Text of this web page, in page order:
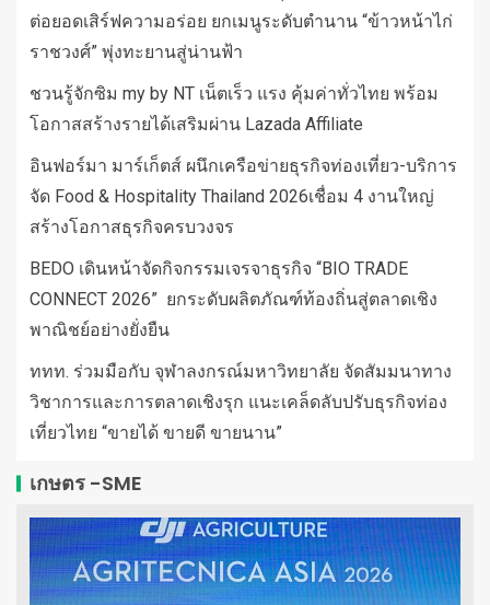
ต่อยอดเสิร์ฟความอร่อย ยกเมนูระดับตำนาน “ข้าวหน้าไก่
ราชวงศ์” พุ่งทะยานสู่น่านฟ้า
ชวนรู้จักซิม my by NT เน็ตเร็ว แรง คุ้มค่าทั่วไทย พร้อม
โอกาสสร้างรายได้เสริมผ่าน Lazada Affiliate
อินฟอร์มา มาร์เก็ตส์ ผนึกเครือข่ายธุรกิจท่องเที่ยว-บริการ
จัด Food & Hospitality Thailand 2026เชื่อม 4 งานใหญ่
สร้างโอกาสธุรกิจครบวงจร
BEDO เดินหน้าจัดกิจกรรมเจรจาธุรกิจ “BIO TRADE
CONNECT 2026” ยกระดับผลิตภัณฑ์ท้องถิ่นสู่ตลาดเชิง
พาณิชย์อย่างยั่งยืน
ททท. ร่วมมือกับ จุฬาลงกรณ์มหาวิทยาลัย จัดสัมมนาทาง
วิชาการและการตลาดเชิงรุก แนะเคล็ดลับปรับธุรกิจท่อง
เที่ยวไทย “ขายได้ ขายดี ขายนาน”
เกษตร -SME